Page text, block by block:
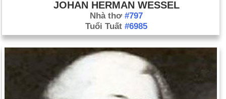
JOHAN HERMAN WESSEL
Nhà thơ #797
Tuổi Tuất #6985